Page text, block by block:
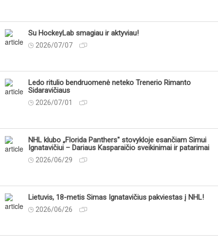
Su HockeyLab smagiau ir aktyviau!
2026/07/07
Ledo ritulio bendruomenė neteko Trenerio Rimanto
Sidaravičiaus
2026/07/01
NHL klubo „Florida Panthers" stovykloje esančiam Simui
Ignatavičiui – Dariaus Kasparaičio sveikinimai ir patarimai
2026/06/29
Lietuvis, 18-metis Simas Ignatavičius pakviestas į NHL!
2026/06/26